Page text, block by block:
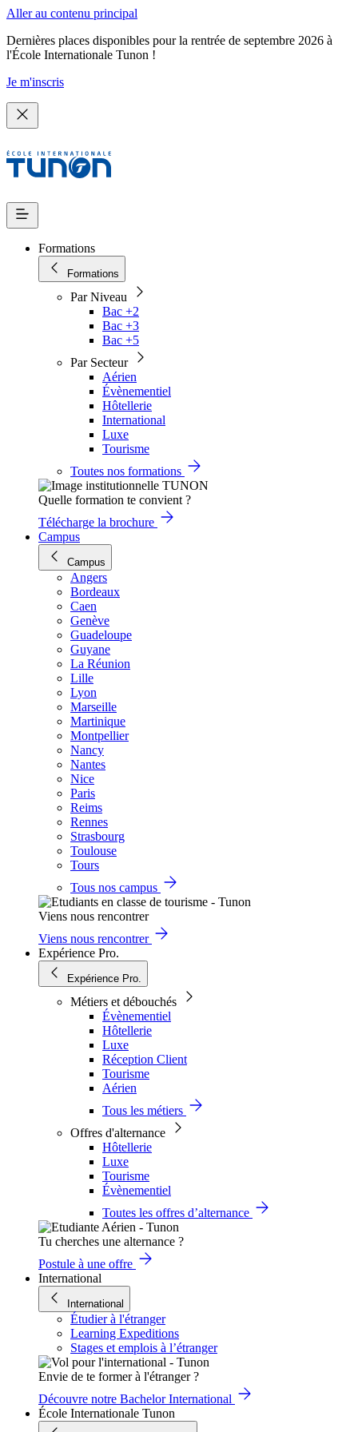
Aller au contenu principal
Dernières places disponibles pour la rentrée de septembre 2026 à
l'École Internationale Tunon !
Je m'inscris
Formations
Formations
Par Niveau
Bac +2
Bac +3
Bac +5
Par Secteur
Aérien
Évènementiel
Hôtellerie
International
Luxe
Tourisme
Toutes nos formations
Quelle formation te convient ?
Télécharge la brochure
Campus
Campus
Angers
Bordeaux
Caen
Genève
Guadeloupe
Guyane
La Réunion
Lille
Lyon
Marseille
Martinique
Montpellier
Nancy
Nantes
Nice
Paris
Reims
Rennes
Strasbourg
Toulouse
Tours
Tous nos campus
Viens nous rencontrer
Viens nous rencontrer
Expérience Pro.
Expérience Pro.
Métiers et débouchés
Évènementiel
Hôtellerie
Luxe
Réception Client
Tourisme
Aérien
Tous les métiers
Offres d'alternance
Hôtellerie
Luxe
Tourisme
Évènementiel
Toutes les offres d’alternance
Tu cherches une alternance ?
Postule à une offre
International
International
Étudier à l'étranger
Learning Expeditions
Stages et emplois à l’étranger
Envie de te former à l'étranger ?
Découvre notre Bachelor International
École Internationale Tunon